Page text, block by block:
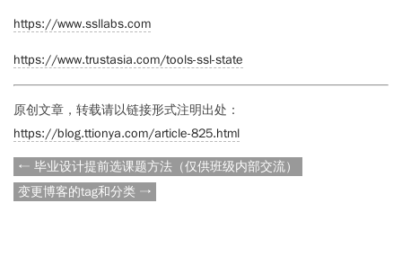
https://www.ssllabs.com
https://www.trustasia.com/tools-ssl-state
原创文章，转载请以链接形式注明出处：
https://blog.ttionya.com/article-825.html
← 毕业设计提前选课题方法（仅供班级内部交流）
变更博客的tag和分类 →